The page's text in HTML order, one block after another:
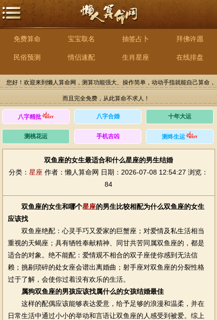
免费算命 宝宝取名 抽签占卜 拜佛许愿
民俗预测 情侣速配 生肖星座 在线排盘
您好！欢迎来到懒人算命网，测算功能强大、操作简单，动动手指就能自己算命，
而且完全免费，从此算命不求人！
八字精批 八字合婚 十年大运
测桃花运 手机吉凶 测终生运
双鱼座的女生最适合和什么星座的男生结婚
分类： 星座 作者：懒人算命网 日期：2026-07-08 12:54:27 浏览：
84
双鱼座的女生和哪个星座的男生比较相配为什么双鱼座的女生
应该找
双鱼座绝配：心灵手巧又爱家的巨蟹座；对爱情及私生活相当
重视的天蝎座；具有牺牲奉献精神、同甘共苦同属双鱼座的，都是
适合的对象。绝不能配：爱情观不相合的双子座使你感到无法信
赖；挑剔琐碎的处女座会谱出离婚曲；射手座对双鱼座的分裂性格
过于了解，会使你过着没有欢乐的生活。
属狗双鱼座的男孩应该找属什么的女孩结婚最佳
这样的配偶应该能够表达爱意，给予足够的浪漫和温柔，并在
日常生活中通过小小的举动和言语让双鱼座的人感受到被爱。综上